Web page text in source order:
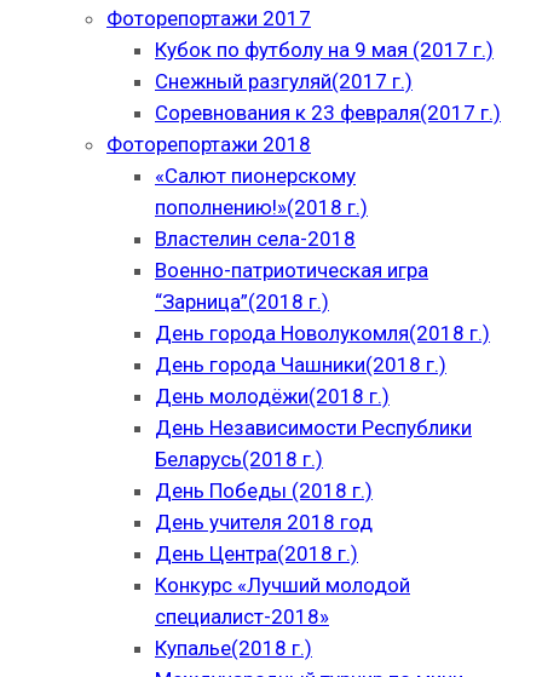
Фоторепортажи 2017
Кубок по футболу на 9 мая (2017 г.)
Снежный разгуляй(2017 г.)
Соревнования к 23 февраля(2017 г.)
Фоторепортажи 2018
«Салют пионерскому
пополнению!»(2018 г.)
Властелин села-2018
Военно-патриотическая игра
“Зарница”(2018 г.)
День города Новолукомля(2018 г.)
День города Чашники(2018 г.)
День молодёжи(2018 г.)
День Независимости Республики
Беларусь(2018 г.)
День Победы (2018 г.)
День учителя 2018 год
День Центра(2018 г.)
Конкурс «Лучший молодой
специалист-2018»
Купалье(2018 г.)